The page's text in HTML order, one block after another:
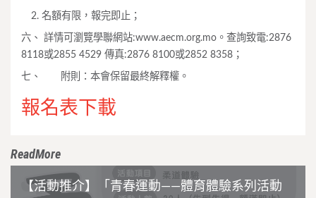
2. 名額有限，報完即止；
六、 詳情可瀏覽學聯網站:www.aecm.org.mo。查詢致電:2876
8118或2855 4529 傳真:2876 8100或2852 8358；
七、 附則：本會保留最終解釋權。
報名表下載
ReadMore
【活動推介】「青春運動——體育體驗系列活動